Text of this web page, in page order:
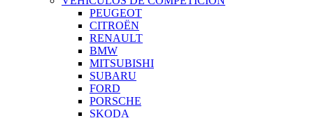
PEUGEOT
CITROËN
RENAULT
BMW
MITSUBISHI
SUBARU
FORD
PORSCHE
SKODA